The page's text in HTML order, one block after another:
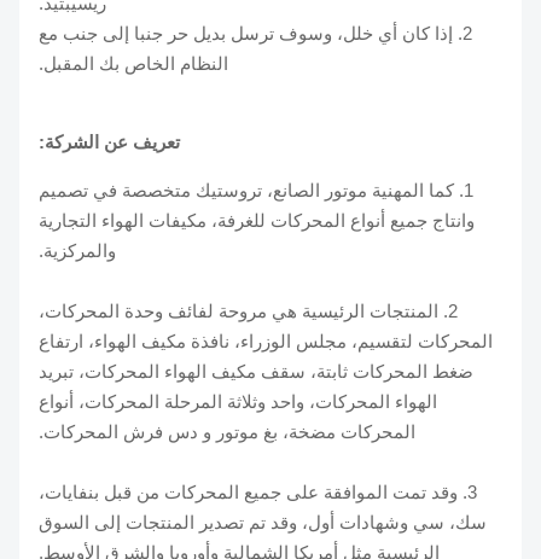
2. إذا كان أي خلل، وسوف ترسل بديل حر جنبا إلى جنب مع
النظام الخاص بك المقبل.
تعريف عن الشركة:
1. كما المهنية موتور الصانع، تروستيك متخصصة في تصميم
وانتاج جميع أنواع المحركات للغرفة، مكيفات الهواء التجارية
والمركزية.
2. المنتجات الرئيسية هي مروحة لفائف وحدة المحركات،
المحركات لتقسيم، مجلس الوزراء، نافذة مكيف الهواء، ارتفاع
ضغط المحركات ثابتة، سقف مكيف الهواء المحركات، تبريد
الهواء المحركات، واحد وثلاثة المرحلة المحركات، أنواع
المحركات مضخة، بغ موتور و دس فرش المحركات.
3. وقد تمت الموافقة على جميع المحركات من قبل بنفايات،
سك، سي وشهادات أول، وقد تم تصدير المنتجات إلى السوق
الرئيسية مثل أمريكا الشمالية وأوروبا والشرق الأوسط.